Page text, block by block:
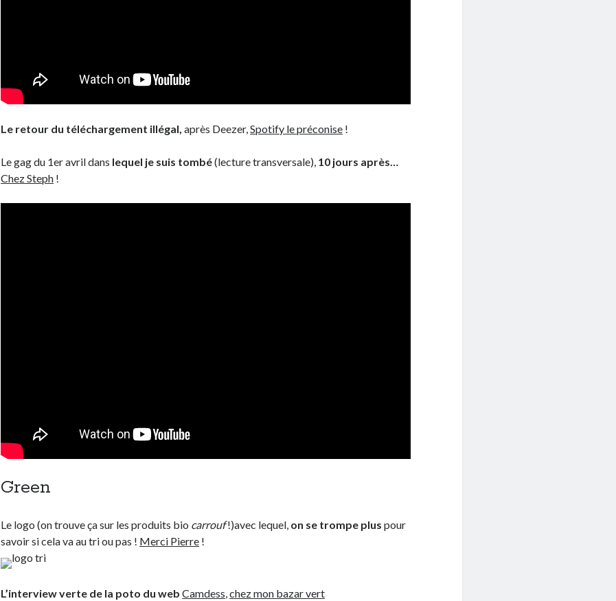
Le retour du téléchargement illégal, après Deezer,Spotify le préconise !
Le gag du 1er avril dans lequel je suis tombé(lecture transversale), 10 jours après…
Chez Steph !
Green
Le logo (on trouve ça sur les produits bio carrouf!)avec lequel, on se trompe plus pour
savoir si cela va au tri ou pas ! Merci Pierre !
L’interview verte de la poto du web Camdess,chez mon bazar vert